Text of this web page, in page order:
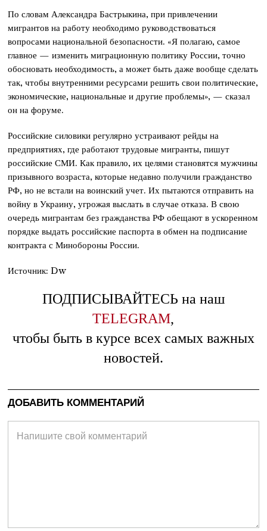
По словам Александра Бастрыкина, при привлечении
мигрантов на работу необходимо руководствоваться
вопросами национальной безопасности. «Я полагаю, самое
главное — изменить миграционную политику России, точно
обосновать необходимость, а может быть даже вообще сделать
так, чтобы внутренними ресурсами решить свои политические,
экономические, национальные и другие проблемы», — сказал
он на форуме.
Российские силовики регулярно устраивают рейды на
предприятиях, где работают трудовые мигранты, пишут
российские СМИ. Как правило, их целями становятся мужчины
призывного возраста, которые недавно получили гражданство
РФ, но не встали на воинский учет. Их пытаются отправить на
войну в Украину, угрожая выслать в случае отказа. В свою
очередь мигрантам без гражданства РФ обещают в ускоренном
порядке выдать российские паспорта в обмен на подписание
контракта с Минобороны России.
Источник: Dw
ПОДПИСЫВАЙТЕСЬ на наш
TELEGRAM,
чтобы быть в курсе всех самых важных
новостей.
ДОБАВИТЬ КОММЕНТАРИЙ